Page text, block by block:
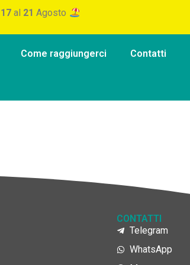
17 al 21 Agosto
Come raggiungerci Contatti
CONTATTI
Telegram
WhatsApp